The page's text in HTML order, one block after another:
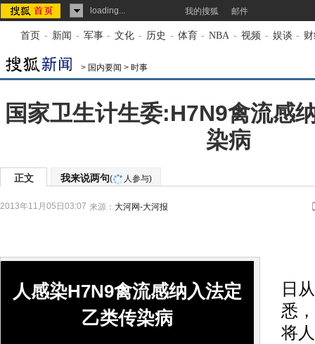
loading... 我的搜狐 邮件
首页 - 新闻 - 军事 - 文化 - 历史 - 体育 - NBA - 视频 - 娱谈 -
> 国内要闻 > 时事
国家卫生计生委:H7N9禽流感
染病
正文 我来说两句( 人参与)
2013年11月05日03:07 来源： 大河网-大河报
人感染H7N9禽流感纳入法定
乙类传染病
日
悉
将